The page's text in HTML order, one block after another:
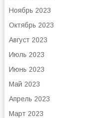
Ноябрь 2023
Октябрь 2023
Август 2023
Июль 2023
Июнь 2023
Май 2023
Апрель 2023
Март 2023